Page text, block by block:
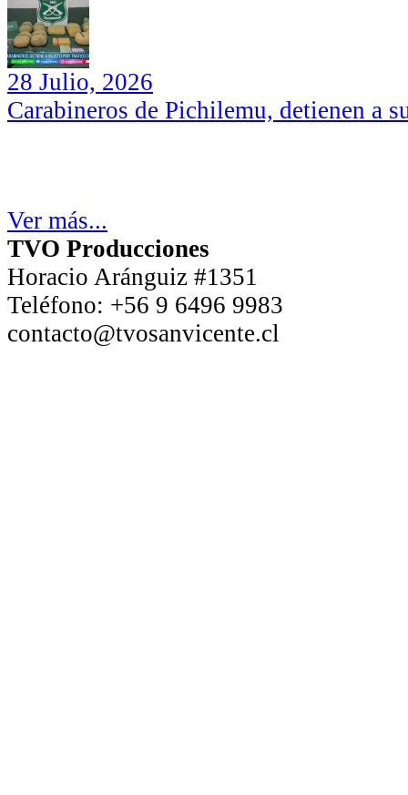
28 Julio, 2026
Carabineros de Pichilemu, detienen a
Ver más...
TVO Producciones
Horacio Aránguiz #1351
Teléfono: +56 9 6496 9983
contacto@tvosanvicente.cl